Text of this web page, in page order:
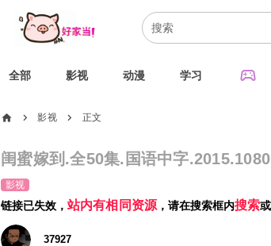
全部 影视 动漫 学习 sports_esports
home chevron_right 影视 chevron_right 正文
闺蜜嫁到.全50集.国语中字
影视
链接已失效，站内有相同资源，请在搜索框内搜索
37927